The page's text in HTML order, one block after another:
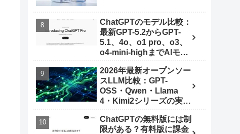
ChatGPTのモデル比較：
最新GPT-5.2からGPT-
5.1、4o、o1 pro、o3、
o4-mini-highまでAIモデ
2026年最新オープンソー
スLLM比較：GPT-
OSS・Qwen・Llama
4・Kimi2シリーズの実力
ChatGPTの無料版には制
限がある？有料版に課金